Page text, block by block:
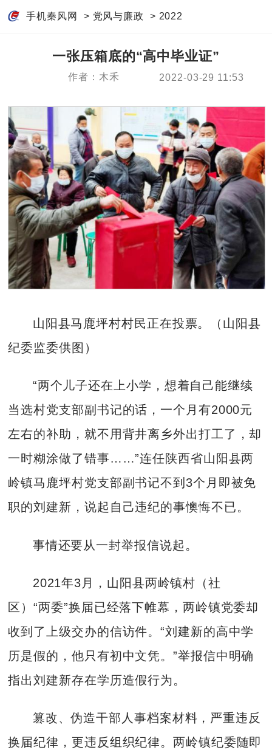
手机秦风网 > 党风与廉政 > 2022
一张压箱底的“高中毕业证”
作者：木禾 2022-03-29 11:53
山阳县马鹿坪村村民正在投票。（山阳县
纪委监委供图）
“两个儿子还在上小学，想着自己能继续
当选村党支部副书记的话，一个月有2000元
左右的补助，就不用背井离乡外出打工了，却
一时糊涂做了错事……”连任陕西省山阳县两
岭镇马鹿坪村党支部副书记不到3个月即被免
职的刘建新，说起自己违纪的事懊悔不已。
事情还要从一封举报信说起。
2021年3月，山阳县两岭镇村（社
区）“两委”换届已经落下帷幕，两岭镇党委却
收到了上级交办的信访件。“刘建新的高中学
历是假的，他只有初中文凭。”举报信中明确
指出刘建新存在学历造假行为。
篡改、伪造干部人事档案材料，严重违反
换届纪律，更违反组织纪律。两岭镇纪委随即